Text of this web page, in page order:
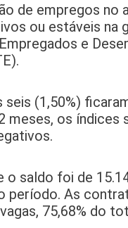
de empregos no
ou estáveis na
e
(1,50%)
meses, os índices
saldo foi de
período. As
75,68% do